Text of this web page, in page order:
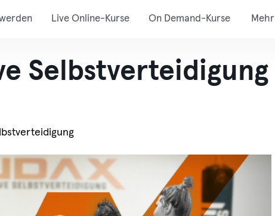
Live Online-Kurse On Demand-Kurse Mehr
Selbstverteidigung